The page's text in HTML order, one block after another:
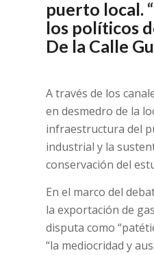
puerto local.
los políticos
De la Calle
A través de los
en desmedro de la
infraestructura del
industrial y la
conservación del
En el marco del
la exportación de
disputa como
“la mediocridad y